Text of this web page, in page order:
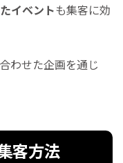
イベントも集客に効
わせた企画を通じ
客方法